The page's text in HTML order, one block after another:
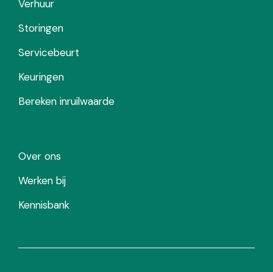
Verhuur
Storingen
Servicebeurt
Keuringen
Bereken inruilwaarde
Over ons
Werken bij
Kennisbank